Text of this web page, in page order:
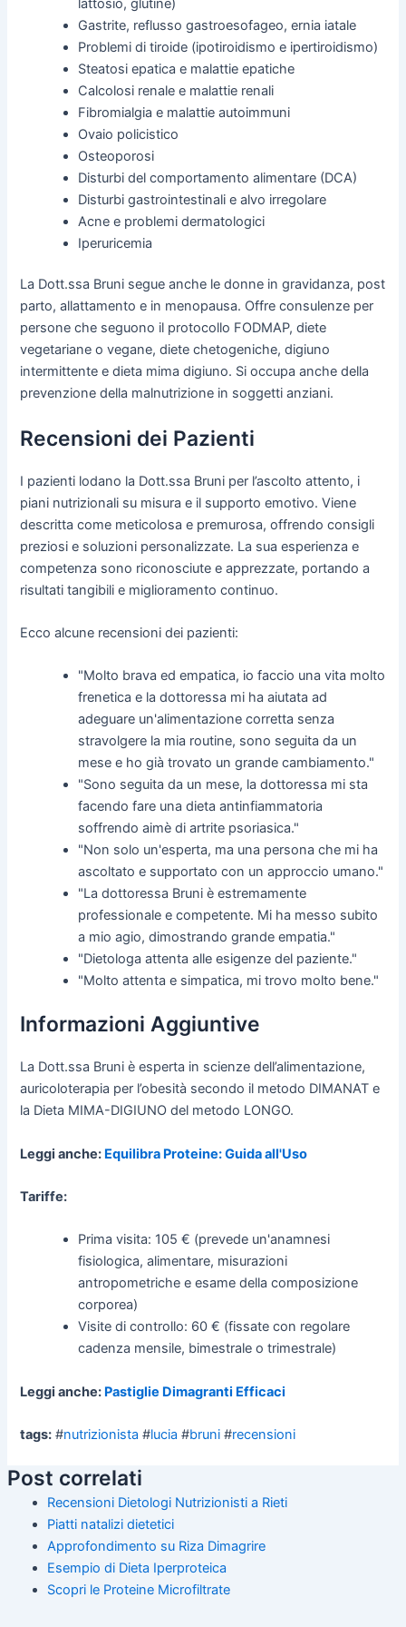
Gastrite, reflusso gastroesofageo, ernia iatale
Problemi di tiroide (ipotiroidismo e ipertiroidismo)
Steatosi epatica e malattie epatiche
Calcolosi renale e malattie renali
Fibromialgia e malattie autoimmuni
Ovaio policistico
Osteoporosi
Disturbi del comportamento alimentare (DCA)
Disturbi gastrointestinali e alvo irregolare
Acne e problemi dermatologici
Iperuricemia
La Dott.ssa Bruni segue anche le donne in gravidanza, post
parto, allattamento e in menopausa. Offre consulenze per
persone che seguono il protocollo FODMAP, diete
vegetariane o vegane, diete chetogeniche, digiuno
intermittente e dieta mima digiuno. Si occupa anche della
prevenzione della malnutrizione in soggetti anziani.
Recensioni dei Pazienti
I pazienti lodano la Dott.ssa Bruni per l’ascolto attento, i
piani nutrizionali su misura e il supporto emotivo. Viene
descritta come meticolosa e premurosa, offrendo consigli
preziosi e soluzioni personalizzate. La sua esperienza e
competenza sono riconosciute e apprezzate, portando a
risultati tangibili e miglioramento continuo.
Ecco alcune recensioni dei pazienti:
"Molto brava ed empatica, io faccio una vita molto
frenetica e la dottoressa mi ha aiutata ad
adeguare un'alimentazione corretta senza
stravolgere la mia routine, sono seguita da un
mese e ho già trovato un grande cambiamento."
"Sono seguita da un mese, la dottoressa mi sta
facendo fare una dieta antinfiammatoria
soffrendo aimè di artrite psoriasica."
"Non solo un'esperta, ma una persona che mi ha
ascoltato e supportato con un approccio umano."
"La dottoressa Bruni è estremamente
professionale e competente. Mi ha messo subito
a mio agio, dimostrando grande empatia."
"Dietologa attenta alle esigenze del paziente."
"Molto attenta e simpatica, mi trovo molto bene."
Informazioni Aggiuntive
La Dott.ssa Bruni è esperta in scienze dell’alimentazione,
auricoloterapia per l’obesità secondo il metodo DIMANAT e
la Dieta MIMA-DIGIUNO del metodo LONGO.
Leggi anche: Equilibra Proteine: Guida all'Uso
Tariffe:
Prima visita: 105 € (prevede un'anamnesi
fisiologica, alimentare, misurazioni
antropometriche e esame della composizione
corporea)
Visite di controllo: 60 € (fissate con regolare
cadenza mensile, bimestrale o trimestrale)
Leggi anche: Pastiglie Dimagranti Efficaci
tags: #nutrizionista #lucia #bruni #recensioni
Post correlati
Recensioni Dietologi Nutrizionisti a Rieti
Piatti natalizi dietetici
Approfondimento su Riza Dimagrire
Esempio di Dieta Iperproteica
Scopri le Proteine Microfiltrate